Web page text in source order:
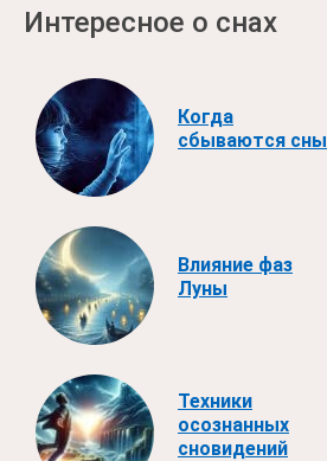
Интересное о снах
Когда
сбываются сны
Влияние фаз
Луны
Техники
осознанных
сновидений